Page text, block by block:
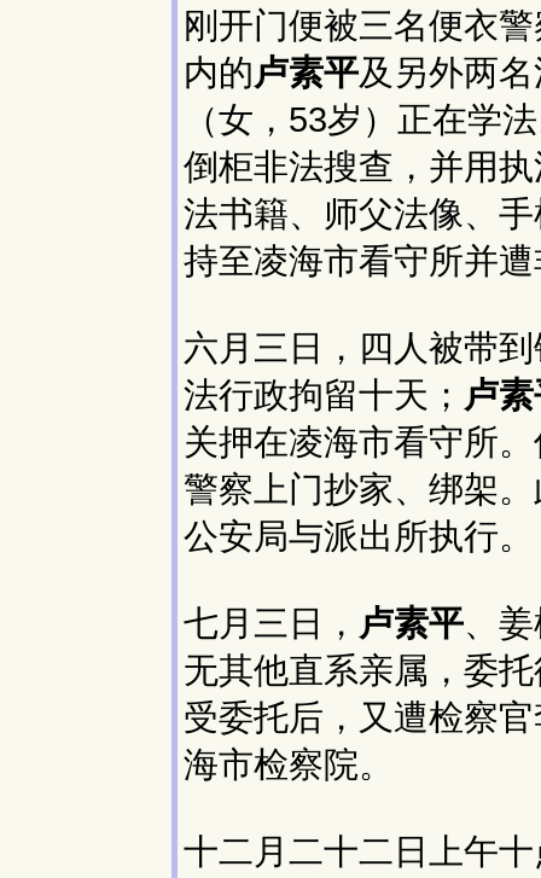
刚开门便被三名便衣
内的卢素平及另外两
（女，53岁）正在学
倒柜非法搜查，并用
法书籍、师父法像、
持至凌海市看守所并
六月三日，四人被带
法行政拘留十天； 卢
关押在凌海市看守所
警察上门抄家、绑架
公安局与派出所执行。
七月三日， 卢素平、
无其他直系亲属，委
受委托后，又遭检察
海市检察院。
十二月二十二日上午